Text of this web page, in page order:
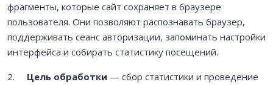
фрагменты, которые сайт сохраняет в браузере
пользователя. Они позволяют распознавать браузер,
поддерживать сеанс авторизации, запоминать настройки
интерфейса и собирать статистику посещений.
2. Цель обработки — сбор статистики и проведение